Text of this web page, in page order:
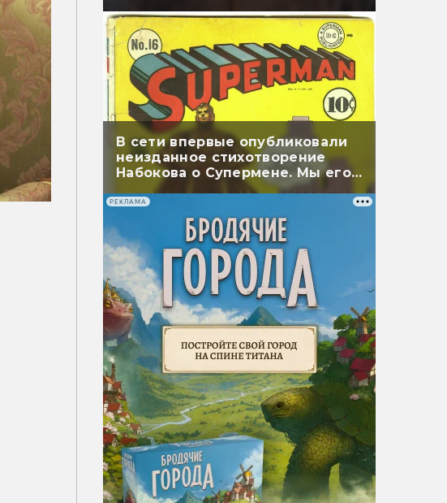
В сети впервые опубликовали
неизданное стихотворение
Набокова о Супермене. Мы его
перевели
РЕКЛАМА